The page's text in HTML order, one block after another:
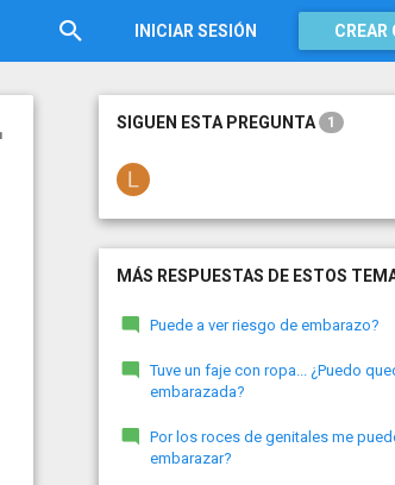
INICIAR SESIÓN CREAR
SIGUEN ESTA PREGUNTA 1
MÁS RESPUESTAS DE ESTOS
Puede a ver riesgo de embarazo?
Tuve un faje con ropa... ¿Puedo
embarazada?
Por los roces de genitales me
embarazar?